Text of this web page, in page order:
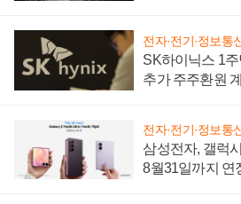
전자·전기·정보통
SK하이닉스 1
추가 주주환원
전자·전기·정보통
삼성전자, 갤럭
8월31일까지 연